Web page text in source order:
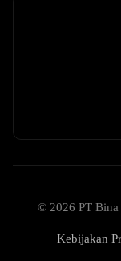
© 2026 PT Bina
Kebijakan